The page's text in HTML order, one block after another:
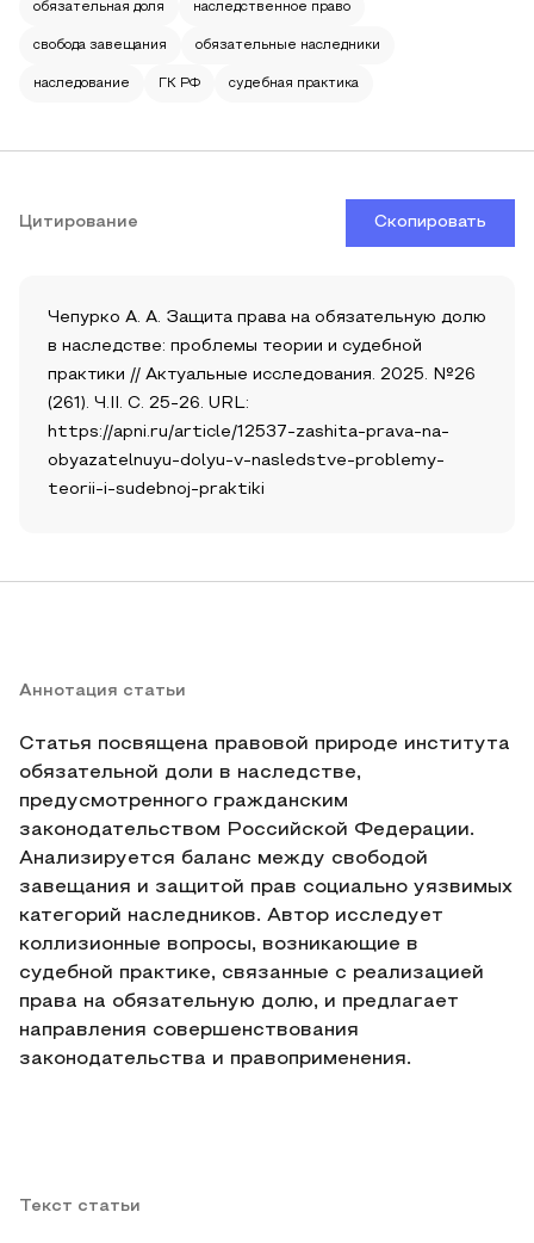
обязательная доля наследственное право
свобода завещания обязательные наследники
наследование ГК РФ судебная практика
Цитирование Скопировать
Чепурко А. А. Защита права на обязательную долю
в наследстве: проблемы теории и судебной
практики // Актуальные исследования. 2025. №26
(261). Ч.II. С. 25-26. URL:
https://apni.ru/article/12537-zashita-prava-na-
obyazatelnuyu-dolyu-v-nasledstve-problemy-
teorii-i-sudebnoj-praktiki
Аннотация статьи
Статья посвящена правовой природе института
обязательной доли в наследстве,
предусмотренного гражданским
законодательством Российской Федерации.
Анализируется баланс между свободой
завещания и защитой прав социально уязвимых
категорий наследников. Автор исследует
коллизионные вопросы, возникающие в
судебной практике, связанные с реализацией
права на обязательную долю, и предлагает
направления совершенствования
законодательства и правоприменения.
Текст статьи